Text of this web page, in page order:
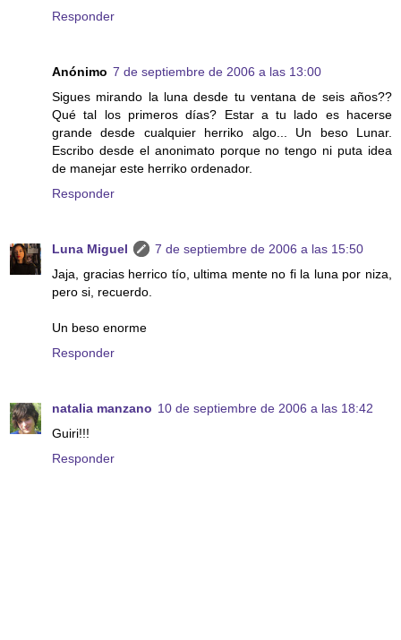
Responder
Anónimo 7 de septiembre de 2006 a las 13:00
Sigues mirando la luna desde tu ventana de seis años??
Qué tal los primeros días? Estar a tu lado es hacerse
grande desde cualquier herriko algo... Un beso Lunar.
Escribo desde el anonimato porque no tengo ni puta idea
de manejar este herriko ordenador.
Responder
Luna Miguel
7 de septiembre de 2006 a las 15:50
Jaja, gracias herrico tío, ultima mente no fi la luna por niza,
pero si, recuerdo.
Un beso enorme
Responder
natalia manzano 10 de septiembre de 2006 a las 18:42
Guiri!!!
Responder